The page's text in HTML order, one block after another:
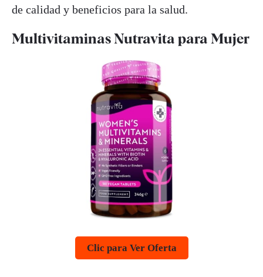
de calidad y beneficios para la salud.
Multivitaminas Nutravita para Mujer
Clic para Ver Oferta